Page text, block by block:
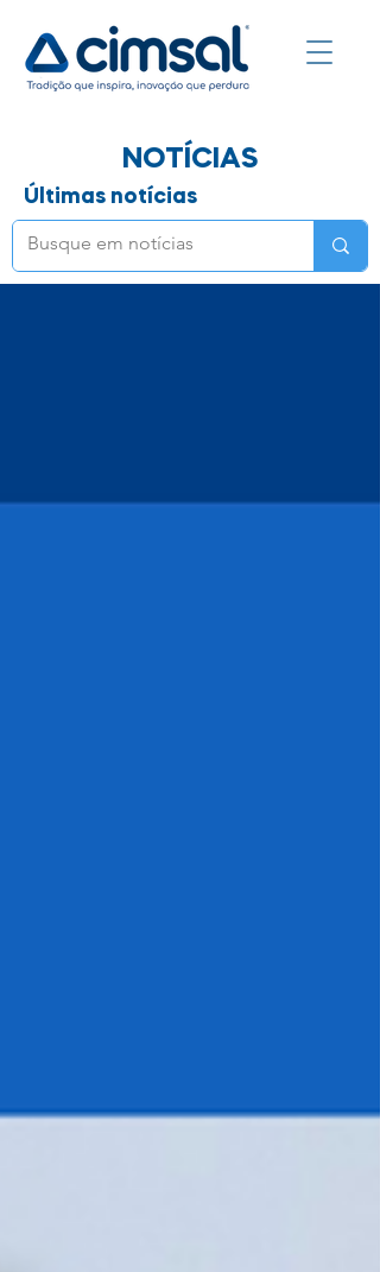
NOTÍCIAS
Últimas notícias